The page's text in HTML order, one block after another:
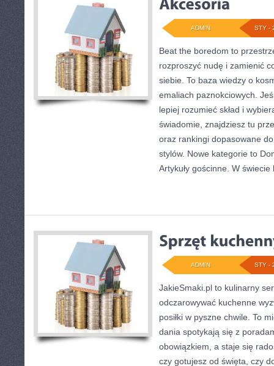
STY -
ADMIN
Beat the boredom to
rozproszyć nudę i zamienić
siebie. To baza wiedzy o
emaliach paznokciowych.
lepiej rozumieć skład i
świadomie, znajdziesz tu
oraz rankingi dopasowane
stylów. Nowe kategorie to
Artykuły gościnne. W świecie
STY -
ADMIN
JakieSmaki.pl to kulinarny
odczarowywać kuchenne
posiłki w pyszne chwile. To
dania spotykają się z
obowiązkiem, a staje się
czy gotujesz od święta, czy